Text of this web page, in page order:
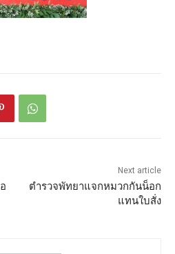
Next article
ตำรวจพัทยาแจกหมวกกันน็อก
แทนใบสั่ง